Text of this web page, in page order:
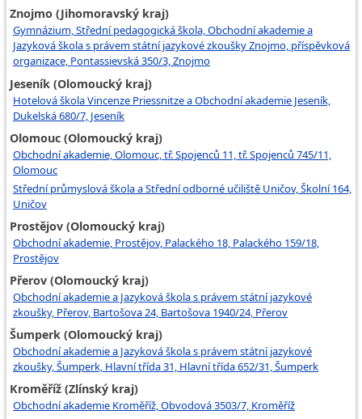
Znojmo (Jihomoravský kraj)
Gymnázium, Střední pedagogická škola, Obchodní akademie a
Jazyková škola s právem státní jazykové zkoušky Znojmo, příspěvková
organizace, Pontassievská 350/3, Znojmo
Jeseník (Olomoucký kraj)
Hotelová škola Vincenze Priessnitze a Obchodní akademie Jeseník,
Dukelská 680/7, Jeseník
Olomouc (Olomoucký kraj)
Obchodní akademie, Olomouc, tř. Spojenců 11, tř. Spojenců 745/11,
Olomouc
Střední průmyslová škola a Střední odborné učiliště Uničov, Školní 164,
Uničov
Prostějov (Olomoucký kraj)
Obchodní akademie, Prostějov, Palackého 18, Palackého 159/18,
Prostějov
Přerov (Olomoucký kraj)
Obchodní akademie a Jazyková škola s právem státní jazykové
zkoušky, Přerov, Bartošova 24, Bartošova 1940/24, Přerov
Šumperk (Olomoucký kraj)
Obchodní akademie a Jazyková škola s právem státní jazykové
zkoušky, Šumperk, Hlavní třída 31, Hlavní třída 652/31, Šumperk
Kroměříž (Zlínský kraj)
Obchodní akademie Kroměříž, Obvodová 3503/7, Kroměříž